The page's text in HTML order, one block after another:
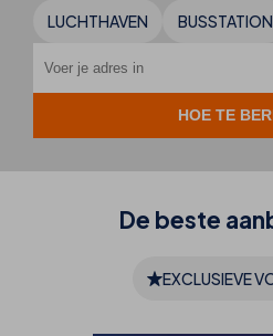
LUCHTHAVEN
BUSSTATION
De beste
EXCLUSIEVE